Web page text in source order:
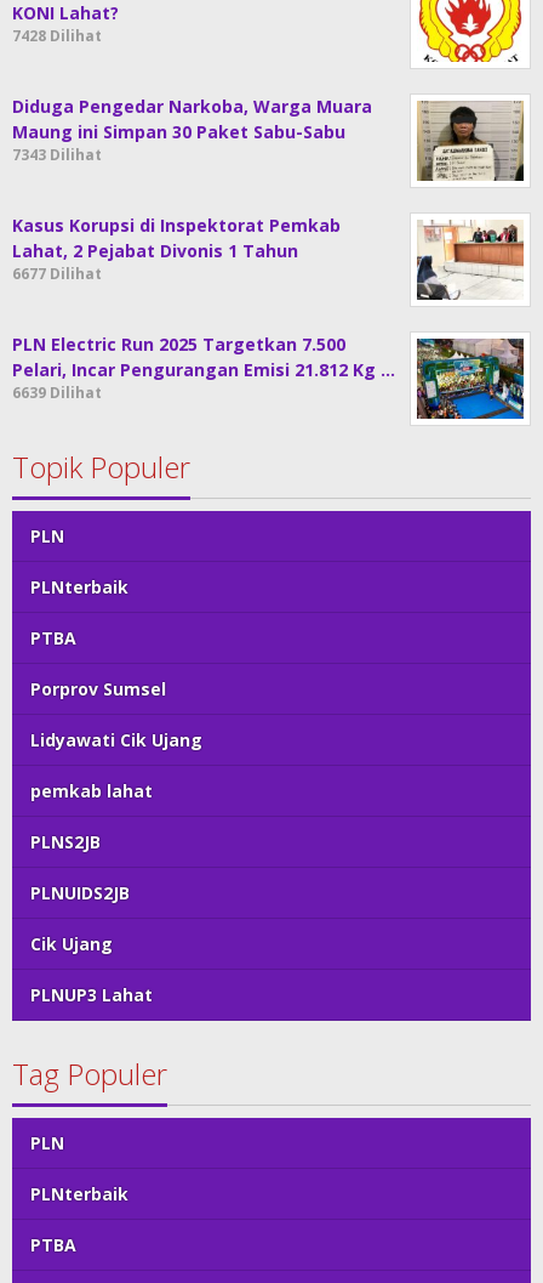
KONI Lahat?
7428 Dilihat
Diduga Pengedar Narkoba, Warga Muara
Maung ini Simpan 30 Paket Sabu-Sabu
7343 Dilihat
Kasus Korupsi di Inspektorat Pemkab
Lahat, 2 Pejabat Divonis 1 Tahun
6677 Dilihat
PLN Electric Run 2025 Targetkan 7.500
Pelari, Incar Pengurangan Emisi 21.812 Kg …
6639 Dilihat
Topik Populer
PLN
PLNterbaik
PTBA
Porprov Sumsel
Lidyawati Cik Ujang
pemkab lahat
PLNS2JB
PLNUIDS2JB
Cik Ujang
PLNUP3 Lahat
Tag Populer
PLN
PLNterbaik
PTBA